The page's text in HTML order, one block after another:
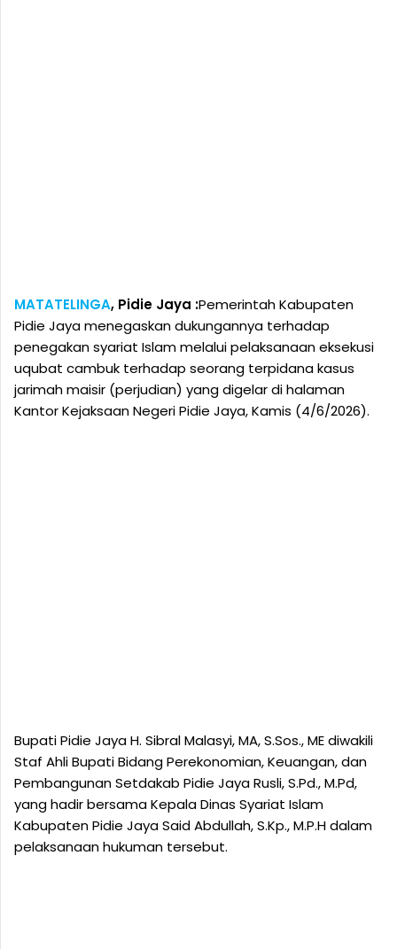
MATATELINGA, Pidie Jaya :Pemerintah Kabupaten
Pidie Jaya menegaskan dukungannya terhadap
penegakan syariat Islam melalui pelaksanaan eksekusi
uqubat cambuk terhadap seorang terpidana kasus
jarimah maisir (perjudian) yang digelar di halaman
Kantor Kejaksaan Negeri Pidie Jaya, Kamis (4/6/2026).
Bupati Pidie Jaya H. Sibral Malasyi, MA, S.Sos., ME diwakili
Staf Ahli Bupati Bidang Perekonomian, Keuangan, dan
Pembangunan Setdakab Pidie Jaya Rusli, S.Pd., M.Pd,
yang hadir bersama Kepala Dinas Syariat Islam
Kabupaten Pidie Jaya Said Abdullah, S.Kp., M.P.H dalam
pelaksanaan hukuman tersebut.